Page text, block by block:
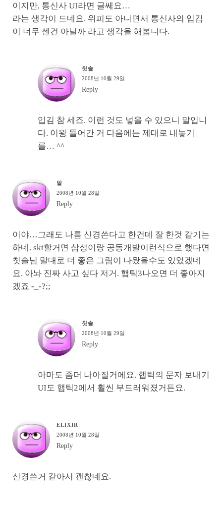
이지만, 통신사 UI라면 글쎄요…
라는 생각이 드네요. 위피도 아니면서 통신사의 입김
이 너무 센건 아닐까 라고 생각을 해봅니다.
칫솔
2008년 10월 29일
Reply
입김 참 세죠. 이런 것도 넣을 수 있으니 말입니
다. 이왕 들어간 거 다음에는 제대로 내놓기
를… ^^
알
2008년 10월 28일
Reply
이야…그래도 나름 신경쓴다고 한건데 잘 한것 같기는
하네. skt할거면 삼성이랑 공동개발이런식으로 했다면
칫솔님 말대로 더 좋은 그림이 나왔을수도 있었겠네
요. 아놔 진짜 사고 싶다 저거. 햅틱3나오면 더 좋아지
겠죠 -_-?;;
칫솔
2008년 10월 29일
Reply
아마도 좀더 나아질거에요. 햅틱의 문자 보내기
UI도 햅틱2에서 훨씬 부드러워졌거든요.
ELIXIR
2008년 10월 28일
Reply
신경쓴거 같아서 괜찮네요.